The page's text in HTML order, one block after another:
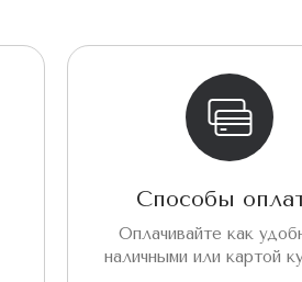
Способы
Оплачивайте как
наличными или картой